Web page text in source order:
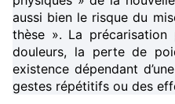
aussi bien le risque du
thèse ». La
douleurs, la perte de
existence dépendant
gestes répétitifs ou des